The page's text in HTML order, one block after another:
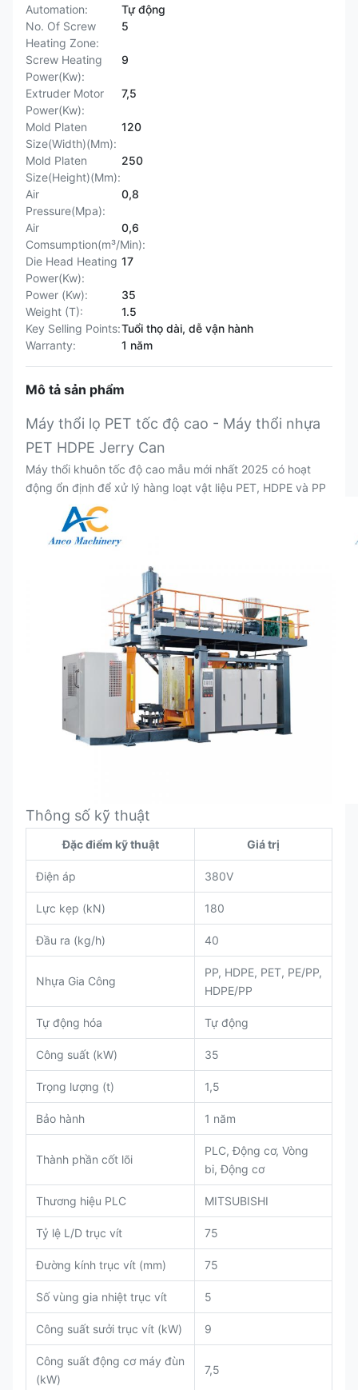
Automation:
Tự động
No. Of Screw
Heating Zone:
5
Screw Heating
Power(Kw):
9
Extruder Motor
Power(Kw):
7,5
Mold Platen
Size(Width)(Mm):
120
Mold Platen
Size(Height)(Mm):
250
Air
Pressure(Mpa):
0,8
Air
Comsumption(m³/Min):
0,6
Die Head Heating
Power(Kw):
17
Power (Kw):
35
Weight (T):
1.5
Key Selling Points:Tuổi thọ dài, dễ vận hành
Warranty:
1 năm
Mô tả sản phẩm
Máy thổi lọ PET tốc độ cao - Máy thổi nhựa
PET HDPE Jerry Can
Máy thổi khuôn tốc độ cao mẫu mới nhất 2025 có hoạt
động ổn định để xử lý hàng loạt vật liệu PET, HDPE và PP
Thông số kỹ thuật
Đặc điểm kỹ thuật Giá trị
Điện áp 380V
Lực kẹp (kN) 180
Đầu ra (kg/h) 40
Nhựa Gia Công
PP, HDPE, PET, PE/PP,
HDPE/PP
Tự động hóa Tự động
Công suất (kW) 35
Trọng lượng (t) 1,5
Bảo hành 1 năm
Thành phần cốt lõi
PLC, Động cơ, Vòng
bi, Động cơ
Thương hiệu PLC MITSUBISHI
Tỷ lệ L/D trục vít 75
Đường kính trục vít (mm) 75
Số vùng gia nhiệt trục vít 5
Công suất sưởi trục vít (kW) 9
Công suất động cơ máy đùn
(kW)
7,5